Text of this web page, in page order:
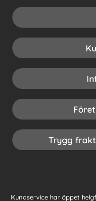
Trygg
Kundservice har öppet